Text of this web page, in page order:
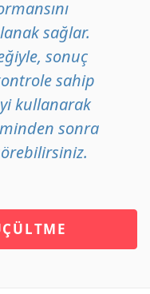
sağlar.
sonuç
sahip
kullanarak
sonra